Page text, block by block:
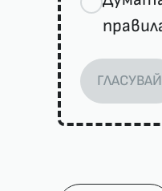
ГЛАСУВАЙ